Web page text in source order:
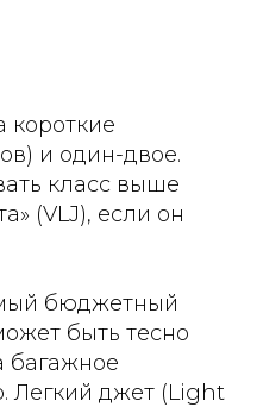
короткие
и один-двое.
класс выше
(VLJ), если он
бюджетный
быть тесно
багажное
Легкий джет (Light